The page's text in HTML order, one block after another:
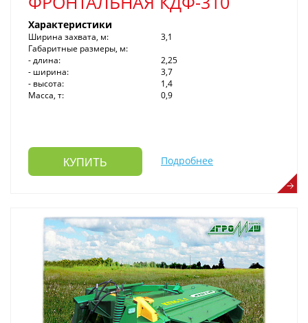
Характеристики
Ширина захвата, м:
3,1
Габаритные размеры, м:
- длина:
2,25
- ширина:
3,7
- высота:
1,4
Масса, т:
0,9
КУПИТЬ Подробнее